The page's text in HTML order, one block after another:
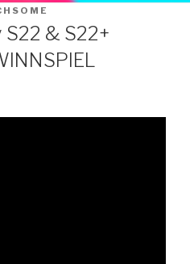
& S22+